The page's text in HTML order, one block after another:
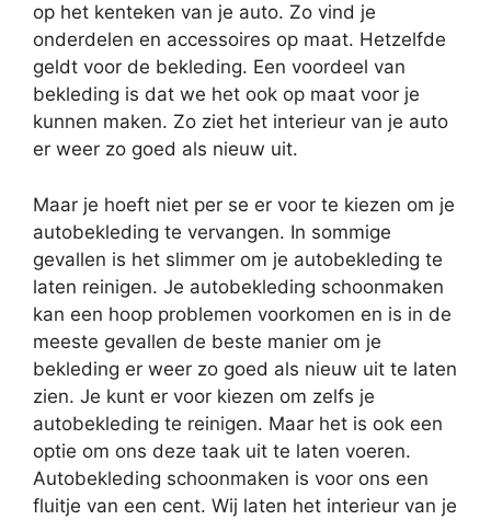
op het kenteken van je auto. Zo vind je
onderdelen en accessoires op maat. Hetzelfde
geldt voor de bekleding. Een voordeel van
bekleding is dat we het ook op maat voor je
kunnen maken. Zo ziet het interieur van je auto
er weer zo goed als nieuw uit.
Maar je hoeft niet per se er voor te kiezen om je
autobekleding te vervangen. In sommige
gevallen is het slimmer om je autobekleding te
laten reinigen. Je autobekleding schoonmaken
kan een hoop problemen voorkomen en is in de
meeste gevallen de beste manier om je
bekleding er weer zo goed als nieuw uit te laten
zien. Je kunt er voor kiezen om zelfs je
autobekleding te reinigen. Maar het is ook een
optie om ons deze taak uit te laten voeren.
Autobekleding schoonmaken is voor ons een
fluitje van een cent. Wij laten het interieur van je